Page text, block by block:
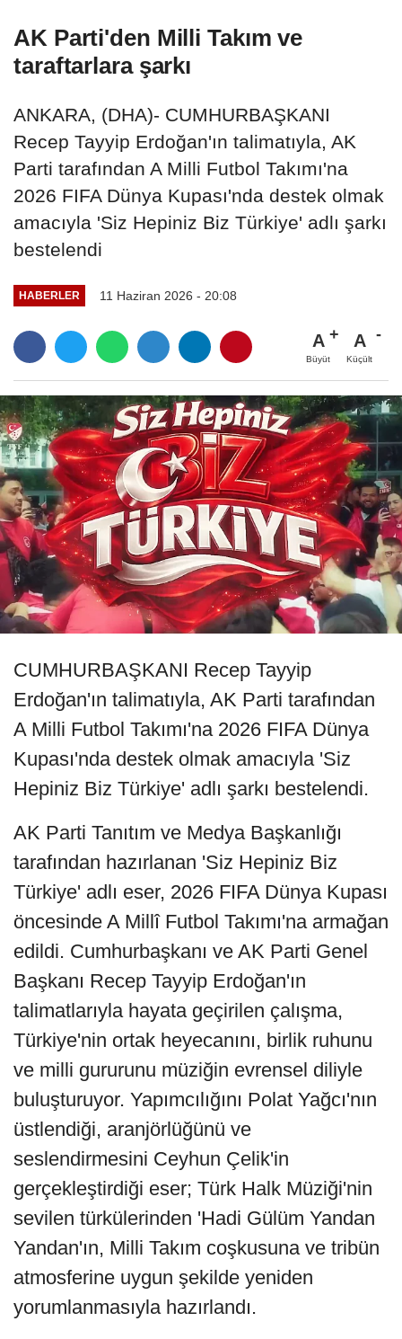
AK Parti'den Milli Takım ve
taraftarlara şarkı
ANKARA, (DHA)- CUMHURBAŞKANI
Recep Tayyip Erdoğan'ın talimatıyla, AK
Parti tarafından A Milli Futbol Takımı'na
2026 FIFA Dünya Kupası'nda destek olmak
amacıyla 'Siz Hepiniz Biz Türkiye' adlı şarkı
bestelendi
HABERLER 11 Haziran 2026 - 20:08
A
Büyüt
A
Küçült
CUMHURBAŞKANI Recep Tayyip
Erdoğan'ın talimatıyla, AK Parti tarafından
A Milli Futbol Takımı'na 2026 FIFA Dünya
Kupası'nda destek olmak amacıyla 'Siz
Hepiniz Biz Türkiye' adlı şarkı bestelendi.
AK Parti Tanıtım ve Medya Başkanlığı
tarafından hazırlanan 'Siz Hepiniz Biz
Türkiye' adlı eser, 2026 FIFA Dünya Kupası
öncesinde A Millî Futbol Takımı'na armağan
edildi. Cumhurbaşkanı ve AK Parti Genel
Başkanı Recep Tayyip Erdoğan'ın
talimatlarıyla hayata geçirilen çalışma,
Türkiye'nin ortak heyecanını, birlik ruhunu
ve milli gururunu müziğin evrensel diliyle
buluşturuyor. Yapımcılığını Polat Yağcı'nın
üstlendiği, aranjörlüğünü ve
seslendirmesini Ceyhun Çelik'in
gerçekleştirdiği eser; Türk Halk Müziği'nin
sevilen türkülerinden 'Hadi Gülüm Yandan
Yandan'ın, Milli Takım coşkusuna ve tribün
atmosferine uygun şekilde yeniden
yorumlanmasıyla hazırlandı.